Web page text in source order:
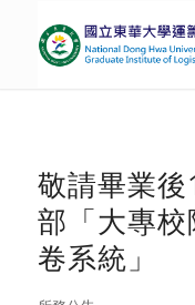
敬請畢業
部「大專
卷系統」